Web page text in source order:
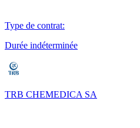
Type de contrat:
Durée indéterminée
TRB CHEMEDICA SA